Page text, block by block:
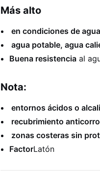
Más alto
en condiciones de
agua potable, agua
Buena resistencia al
Nota:
entornos ácidos o
recubrimiento
zonas costeras sin
FactorLatón